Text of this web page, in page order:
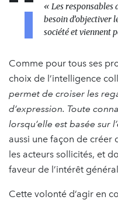
« Les
besoin d’objectiver
société et viennent
Comme pour tous ses
choix de l’intelligence
permet de croiser les
d’expression. Toute
lorsqu’elle est basée sur
aussi une façon de créer
les acteurs sollicités, et
faveur de l’intérêt
Cette volonté d’agir en